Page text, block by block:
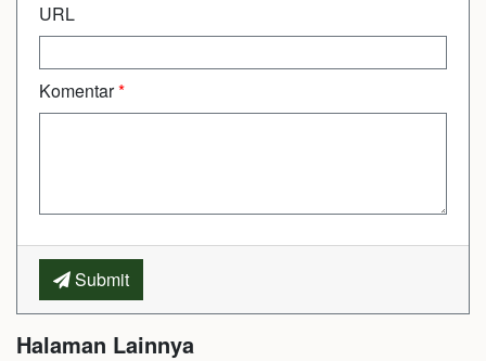
URL
Komentar*
Submit
Halaman Lainnya